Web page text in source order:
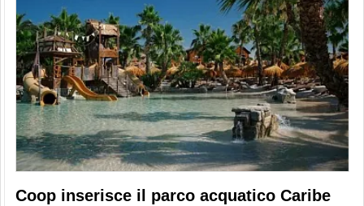
Coop inserisce il parco acquatico Caribe